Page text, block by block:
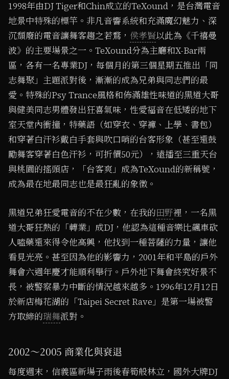
1998年由DJ Tiger和Chin成立的TeXound，是台灣電音
地景中特殊的標竿。非凡音響系統和充滿魔幻魅力、深
沉頹廢的電音讓舞客趨之若鶩， 侯孝賢以此為《千禧曼
波》的主要場景之一。TeXound分為主廳和X-Bar兩
區，各有一名專業DJ，每個月的第三個星期五推出「同
志舞聚」主題派對後，漸漸的成為兄弟與同志們的最
愛。特殊的Psy Trance風格和佈滿雄性味道的黑道大哥
與健美同志男體發出狂喜氣味，性愛福音在低矮的地下
室天堂內衝撞，特藥語（如穿衣、穿褲、上學、書包）
和穿著白汗衫戴白手套與吹口哨的台客形象（甚至還鼓
勵舞客穿著白色汗衫，可折價50元），遠播至三重天台
與桃園的搖頭店，「台客爽」成為TeXound的新稱號，
成為最在地最同志也是最狂亂的象徵。
黑道兄弟狂愛電音的不在少數，在我的田野裡，一名黑
道大哥狂熱的「轉業」成DJ，他認為這種音樂比飆車砍
人嗑藥還來得令他高興，他找到一種菩薩的力量，讓他
看見光亮。甚至因為他的影響力，2001年和平島的戶外
舞會六週年慶才能順利舉行。戶外地下舞會終究好景不
長，被警察暴力中斷的情況越來越多。1996年12月12日
於新店梅花湖的「Taipei Secret Rave」是第一場被警
方取締的瑞舞派對。
2002～2005 商業化與衰退
每度週末，信義區新場子雨後春筍般林立，國外大牌DJ